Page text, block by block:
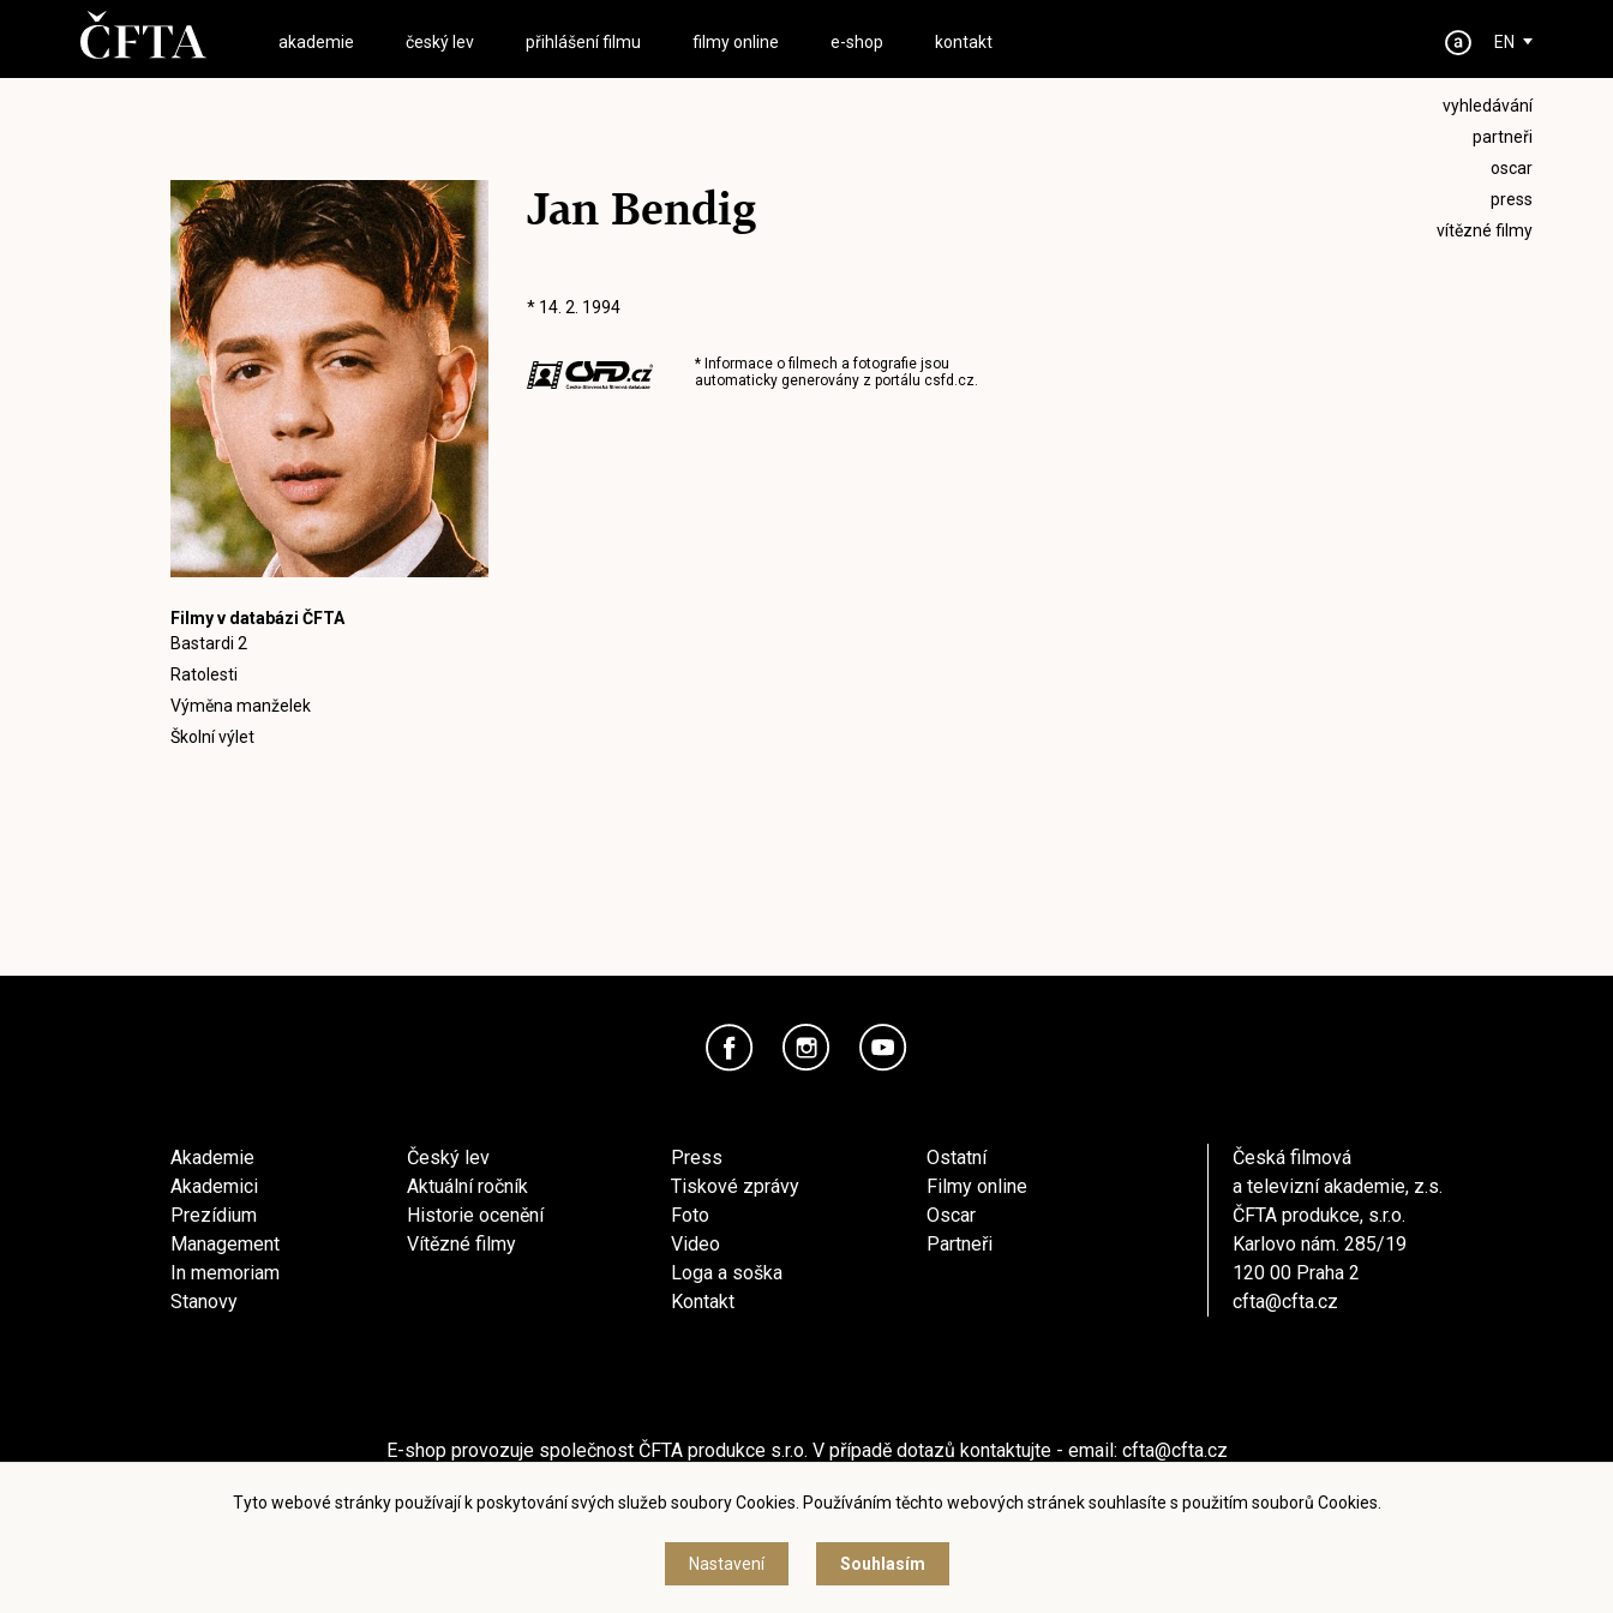
akademie český lev přihlášení filmu filmy online e-shop kontakt EN
vyhledávání
partneři
oscar
press
vítězné filmy
Filmy v databázi ČFTA
Bastardi 2
Ratolesti
Výměna manželek
Školní výlet
Jan Bendig
* 14. 2. 1994
* Informace o filmech a fotografie jsou
automaticky generovány z portálu csfd.cz.
Tyto webové stránky používají k poskytování svých služeb soubory Cookies. Používáním těchto webových stránek souhlasíte s použitím souborů Cookies.
Nastavení Souhlasím
Akademie
Akademici
Prezídium
Management
In memoriam
Stanovy
Český lev
Aktuální ročník
Historie ocenění
Vítězné filmy
Press
Tiskové zprávy
Foto
Video
Loga a soška
Kontakt
Ostatní
Filmy online
Oscar
Partneři
Česká filmová
a televizní akademie, z.s.
ČFTA produkce, s.r.o.
Karlovo nám. 285/19
120 00 Praha 2
cfta@cfta.cz
E-shop provozuje společnost ČFTA produkce s.r.o. V případě dotazů kontaktujte - email: cfta@cfta.cz